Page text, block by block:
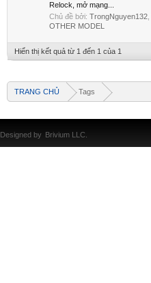
Relock, mở mạng...
Chủ đề bởi: TrongNguyen132
OTHER MODEL
Hiển thị kết quả từ 1 đến 1 của 1
TRANG CHỦ Tags
Designed by Brivium LLC.